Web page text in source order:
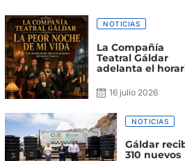
NOTICIAS
La Compañía
Teatral Gáldar
adelanta el
de mi vida’ el
domingo a las
16 julio 2026
NOTICIAS
Gáldar
310 nuevos